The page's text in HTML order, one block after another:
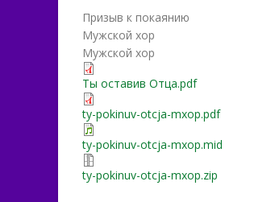
Призыв к покаянию
Мужской хор
Мужской хор
Ты оставив Отца.pdf
ty-pokinuv-otcja-mxop.pdf
ty-pokinuv-otcja-mxop.mid
ty-pokinuv-otcja-mxop.zip